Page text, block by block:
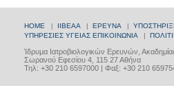
HOME | ΙΙΒΕΑΑ | ΕΡΕΥΝΑ |
ΥΠΗΡΕΣΙΕΣ ΥΓΕΙΑΣ ΕΠΙΚΟΙΝΩΝΙΑ |
Ίδρυμα Ιατροβιολογικών Ερευνών,
Σωρανού Εφεσίου 4, 115 27 Αθήνα
Τηλ: +30 210 6597000 | Φαξ: +30 210